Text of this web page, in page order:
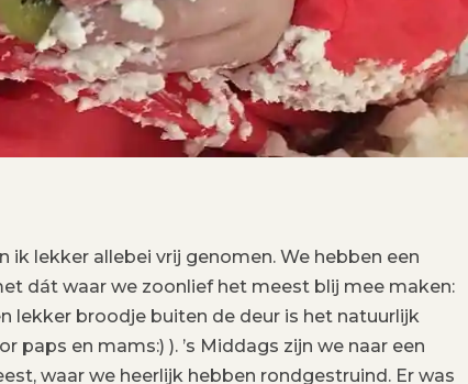
lekker allebei vrij genomen. We hebben een
dát waar we zoonlief het meest blij mee maken:
lekker broodje buiten de deur is het natuurlijk
en mams:) ). ’s Middags zijn we naar een
waar we heerlijk hebben rondgestruind. Er was